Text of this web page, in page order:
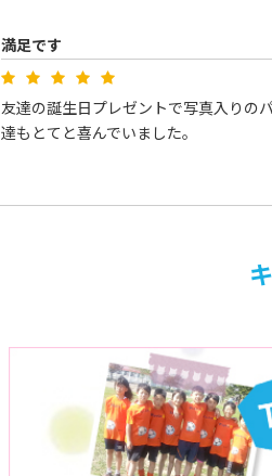
満足です
友達の誕生日プレゼントで写真入りの
達もとてと喜んでいました。